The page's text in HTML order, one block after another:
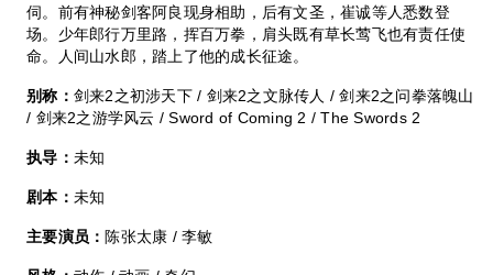
伺。前有神秘剑客阿良现身相助，后有文圣，崔诚等人悉数登
场。少年郎行万里路，挥百万拳，肩头既有草长莺飞也有责任使
命。人间山水郎，踏上了他的成长征途。
别称： 剑来2之初涉天下 / 剑来2之文脉传人 / 剑来2之问拳落魄山
/ 剑来2之游学风云 / Sword of Coming 2 / The Swords 2
执导： 未知
剧本： 未知
主要演员： 陈张太康 / 李敏